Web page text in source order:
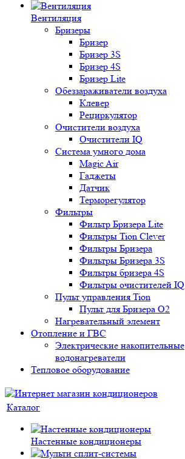
Вентиляция
Бризеры
Бризер
Бризер 3S
Бризер 4S
Бризер Lite
Обеззараживатели воздуха
Клевер
Рециркулятор
Очистители воздуха
Очистители IQ
Система умного дома
Magic Air
Гаджеты
Датчик
Терморегулятор
Фильтры
Фильтр Бризера Lite
Фильтры Tion Clever
Фильтры Бризера
Фильтры Бризера 3S
Фильтры бризера 4S
Фильтры очистителей IQ
Пульт управления Tion
Пульт для Бризера O2
Нагревательный элемент
Отопление и ГВС
Электрические накопительные
водонагреватели
Тепловое оборудование
Каталог
Настенные кондиционеры